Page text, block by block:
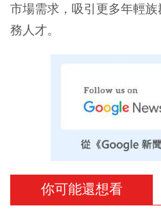
市場需求，吸引更多年輕
務人才。
你可能還想看